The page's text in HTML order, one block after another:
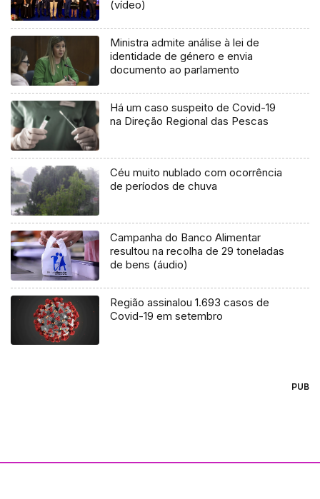
(vídeo)
Ministra admite análise à lei de
identidade de género e envia
documento ao parlamento
Há um caso suspeito de Covid-19
na Direção Regional das Pescas
Céu muito nublado com ocorrência
de períodos de chuva
Campanha do Banco Alimentar
resultou na recolha de 29 toneladas
de bens (áudio)
Região assinalou 1.693 casos de
Covid-19 em setembro
PUB